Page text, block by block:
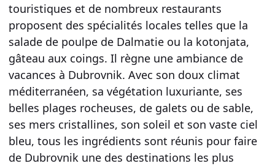
touristiques et de nombreux restaurants
proposent des spécialités locales telles que la
salade de poulpe de Dalmatie ou la kotonjata,
gâteau aux coings. Il règne une ambiance de
vacances à Dubrovnik. Avec son doux climat
méditerranéen, sa végétation luxuriante, ses
belles plages rocheuses, de galets ou de sable,
ses mers cristallines, son soleil et son vaste ciel
bleu, tous les ingrédients sont réunis pour faire
de Dubrovnik une des destinations les plus